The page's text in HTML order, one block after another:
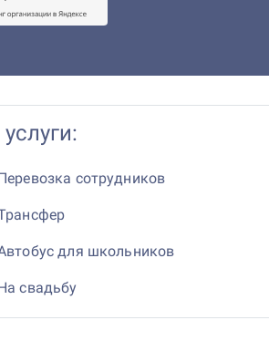
сотрудников
для школьников
свадьбу